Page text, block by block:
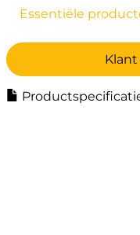
Essentiële